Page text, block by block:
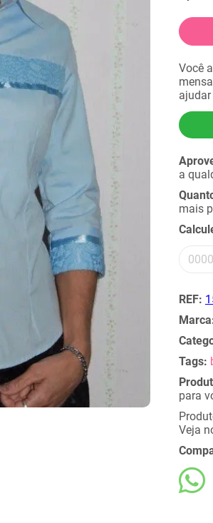
Você
a
mais
REF:
Tags:
para
Veja